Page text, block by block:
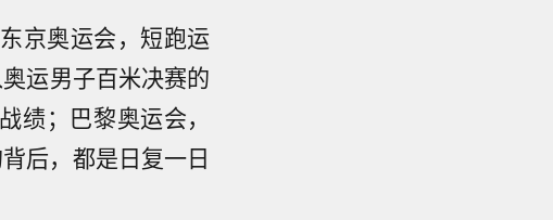
京奥运会，短跑运
运男子百米决赛的
绩；巴黎奥运会，
后，都是日复一日